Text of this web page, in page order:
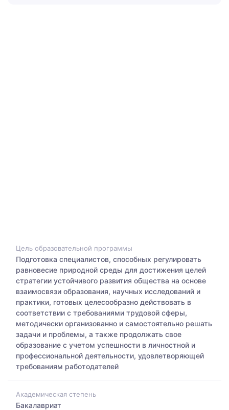
Цель образовательной программы
Подготовка специалистов, способных регулировать
равновесие природной среды для достижения целей
стратегии устойчивого развития общества на основе
взаимосвязи образования, научных исследований и
практики, готовых целесообразно действовать в
соответствии с требованиями трудовой сферы,
методически организованно и самостоятельно решать
задачи и проблемы, а также продолжать свое
образование с учетом успешности в личностной и
профессиональной деятельности, удовлетворяющей
требованиям работодателей
Академическая степень
Бакалавриат